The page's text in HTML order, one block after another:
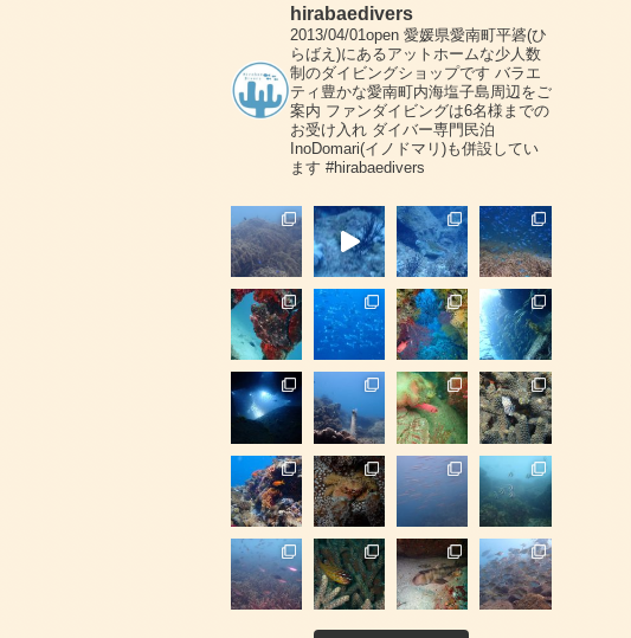
hirabaedivers
2013/04/01open愛媛県愛南町平碆(ひ
らばえ)にあるアットホームな少人数
制のダイビングショップです バラエ
ティ豊かな愛南町内海塩子島周辺をご
案内 ファンダイビングは6名様までの
お受け入れダイバー専門民泊
InoDomari(イノドマリ)も併設してい
ます #hirabaedivers